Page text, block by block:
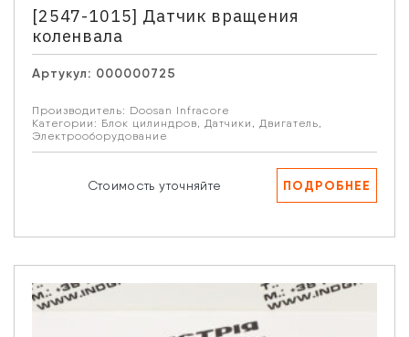
[2547-1015] Датчик вращения
коленвала
Артукул: 000000725
Производитель: Doosan Infracore
Категории: Блок цилиндров, Датчики , Двигатель,
Электрооборудование
Стоимость уточняйте ПОДРОБНЕЕ